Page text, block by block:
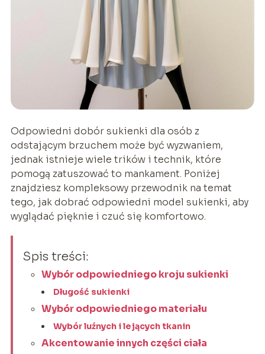
Odpowiedni dobór sukienki dla osób z
odstającym brzuchem może być wyzwaniem,
jednak istnieje wiele trików i technik, które
pomogą zatuszować to mankament. Poniżej
znajdziesz kompleksowy przewodnik na temat
tego, jak dobrać odpowiedni model sukienki, aby
wyglądać pięknie i czuć się komfortowo.
Spis treści:
Wybór odpowiedniego kroju sukienki
Długość sukienki
Wybór odpowiedniego materiału
Wybór luźnych i lejących tkanin
Akcentowanie innych części ciała